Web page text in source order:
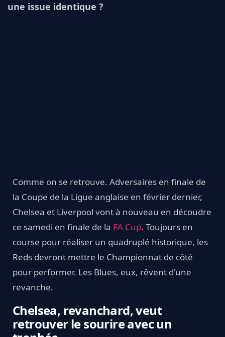
une issue identique ?
Comme on se retrouve. Adversaires en finale de
la Coupe de la Ligue anglaise en février dernier,
Chelsea et Liverpool vont à nouveau en découdre
ce samedi en finale de la FA Cup. Toujours en
course pour réaliser un quadruplé historique, les
Reds devront mettre le Championnat de côté
pour performer. Les Blues, eux, rêvent d'une
revanche.
Chelsea, revanchard, veut
retrouver le sourire avec un